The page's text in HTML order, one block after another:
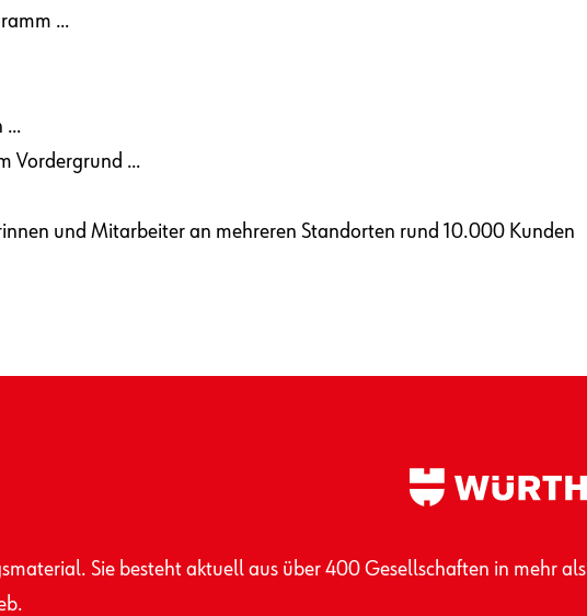
…
…
Vordergrund …
und Mitarbeiter an mehreren Standorten rund 10.000 Kunden
Sie besteht aktuell aus über 400 Gesellschaften in mehr als